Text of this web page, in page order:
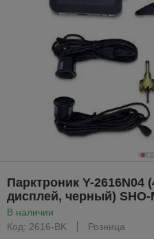
Парктроник Y-2616N04
дисплей, черный) SHO-
В наличии
Код: 2616-BK
Розница